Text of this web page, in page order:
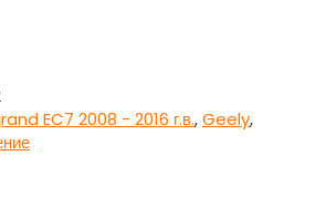
EC7 2008 - 2016 г.в.,Geely,